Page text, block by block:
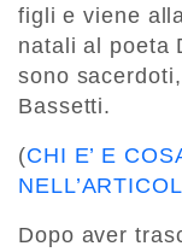
figli e viene
natali al poeta
sono
Bassetti.
(CHI E’ E
Dopo aver